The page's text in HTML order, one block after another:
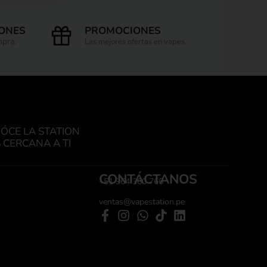
PROMOCIONES
Las mejores ofertas en vapes.
LA STATION
A TI
CONTÁCTANOS
+51 964 360 766
ventas@vapestation.pe